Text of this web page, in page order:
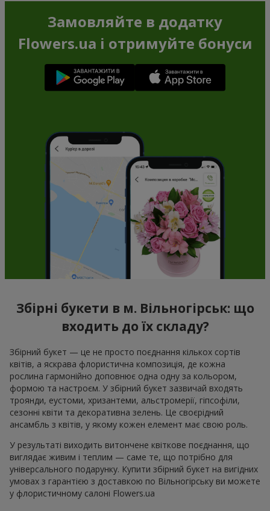
Замовляйте в додатку
Flowers.ua і отримуйте бонуси
Збірні букети в м. Вільногірськ: що
входить до їх складу?
Збірний букет — це не просто поєднання кількох сортів
квітів, а яскрава флористична композиція, де кожна
рослина гармонійно доповнює одна одну за кольором,
формою та настроєм. У збірний букет зазвичай входять
троянди, еустоми, хризантеми, альстромерії, гіпсофіли,
сезонні квіти та декоративна зелень. Це своєрідний
ансамбль з квітів, у якому кожен елемент має свою роль.
У результаті виходить витончене квіткове поєднання, що
виглядає живим і теплим — саме те, що потрібно для
універсального подарунку. Купити збірний букет на вигідних
умовах з гарантією з доставкою по Вільногірську ви можете
у флористичному салоні Flowers.ua